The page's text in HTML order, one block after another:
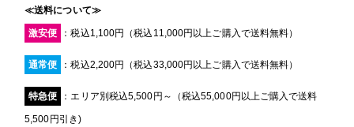
≪送料について≫
激安便 ：税込1,100円（税込11,000円以上ご購入で送料無料）
通常便 ：税込2,200円（税込33,000円以上ご購入で送料無料）
特急便 ：エリア別税込5,500円～（税込55,000円以上ご購入で送料
5,500円引き)